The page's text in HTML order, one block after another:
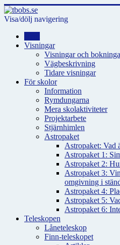
Visa/dölj navigering
Visningar
Visningar och
Vägbeskrivning
Tidare visningar
För skolor
Information
Rymdungarna
Mera skolaktiviteter
Projektarbete
Stjärnhimlen
Astropaket
Astropaket: Vad
Astropaket 1:
Astropaket 2:
Astropaket 3:
omgivning i
Astropaket 4:
Astropaket 5:
Astropaket 6:
Teleskopen
Låneteleskop
Finn-teleskopet